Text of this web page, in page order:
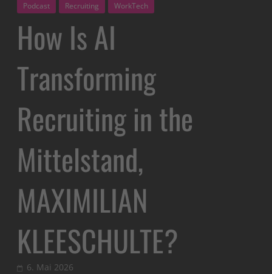
Podcast Recruiting WorkTech
How Is AI
Transforming
Recruiting in the
Mittelstand,
MAXIMILIAN
KLEESCHULTE?
6. Mai 2026